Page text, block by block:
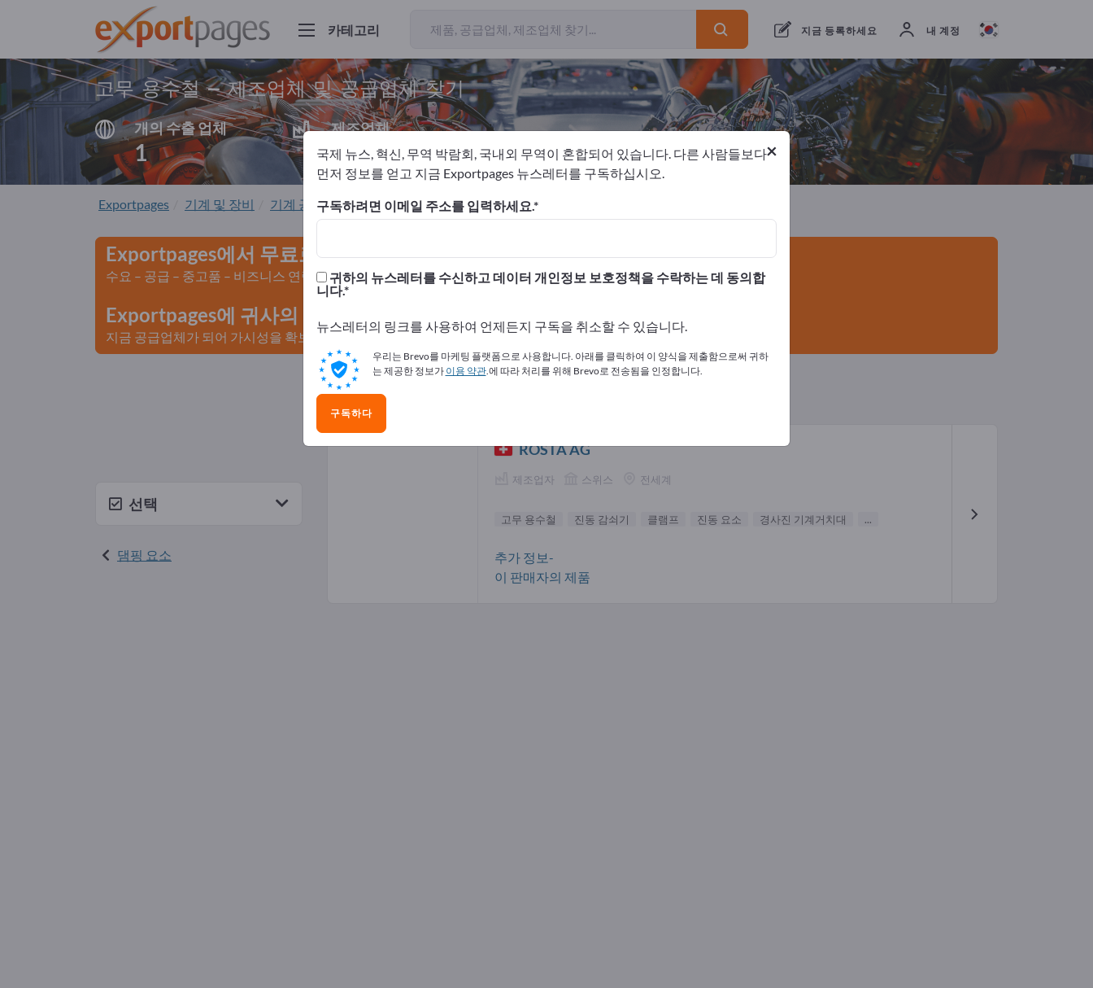
카테고리 지금 등록하세요 내 계정
고무 용수철 – 제조업체 및 공급업체 찾기
개의 수출 업체
1
제조업체
1
개의 수출 업체1 제조업체
Exportpages 기계 및 장비 기계 공학 댐핑 기술 댐핑 요소 고무 용수철
Exportpages에서 무료로 광고하세요!
수요 – 공급 – 중고품 – 비즈니스 연락처 >> 여기서 시작하세요
Exportpages에 귀사의 회사와 제품을 게시하세요.
지금 공급업체가 되어 가시성을 확보하세요>> 여기서 게시하기
선택
댐핑 요소
고무 용수철 공급업체(1)
ROSTA AG
제조업자 스위스 전세계
고무 용수철 진동 감쇠기 클램프 진동 요소 경사진 기계거치대 ...
추가 정보-
이 판매자의 제품
×
국제 뉴스, 혁신, 무역 박람회, 국내외 무역이 혼합되어 있습니다. 다른 사람들보다
먼저 정보를 얻고 지금 Exportpages 뉴스레터를 구독하십시오.
구독하려면 이메일 주소를 입력하세요.
귀하의 뉴스레터를 수신하고 데이터 개인정보 보호정책을 수락하는 데 동의합
니다.
뉴스레터의 링크를 사용하여 언제든지 구독을 취소할 수 있습니다.
우리는 Brevo를 마케팅 플랫폼으로 사용합니다. 아래를 클릭하여 이 양식을 제출함으로써 귀하
는 제공한 정보가 이용 약관.에 따라 처리를 위해 Brevo로 전송됨을 인정합니다.
구독하다